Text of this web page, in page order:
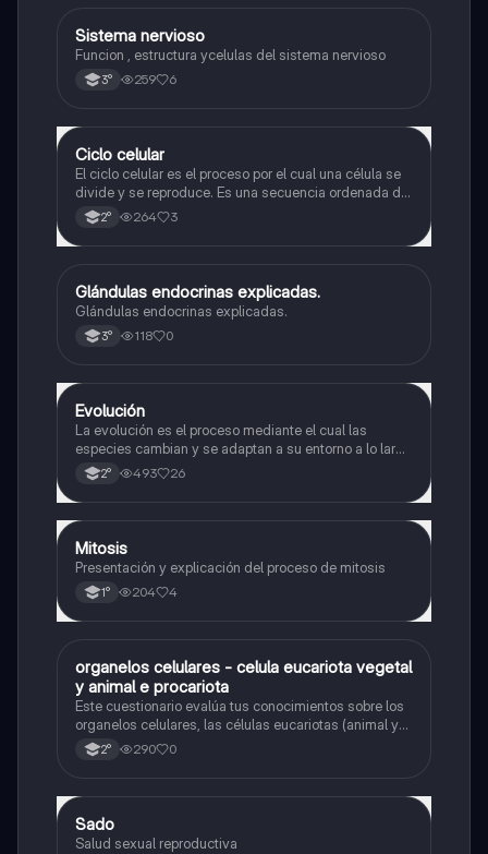
Biología
Sistema nervioso
Funcion , estructura ycelulas del sistema nervioso
3° 259 6
Biología
Ciclo celular
El ciclo celular es el proceso por el cual una célula se
divide y se reproduce. Es una secuencia ordenada de
eventos que permiten la replicación del material
genético y la formación de dos células hijas idénticas
2° 264 3
Biología
Glándulas endocrinas explicadas.
Glándulas endocrinas explicadas.
3° 118 0
Biología
Evolución
La evolución es el proceso mediante el cual las
especies cambian y se adaptan a su entorno a lo largo
del tiempo.
2° 493 26
Biología
Mitosis
Presentación y explicación del proceso de mitosis
1° 204 4
OBiología
organelos celulares - celula eucariota vegetal
y animal e procariota
Este cuestionario evalúa tus conocimientos sobre los
organelos celulares, las células eucariotas (animal y
vegetal) y las células procariotas.
2° 290 0
Biología
Sado
Salud sexual reproductiva